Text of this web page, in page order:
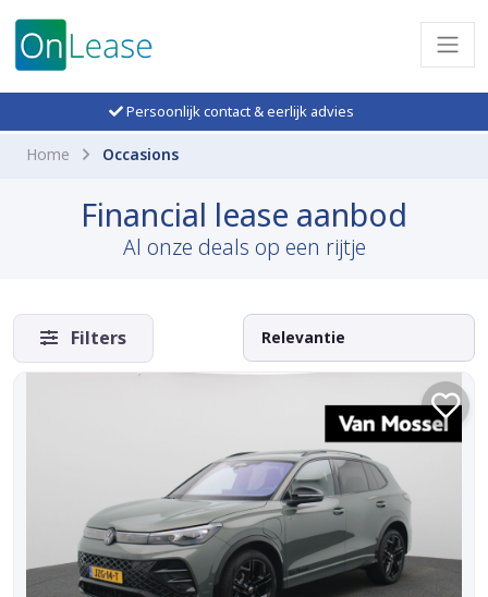
Persoonlijk contact & eerlijk advies
Home Occasions
Financial lease aanbod
Al onze deals op een rijtje
Filters